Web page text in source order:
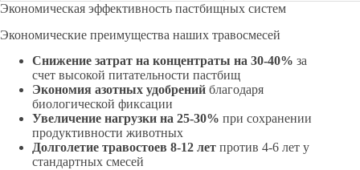
Экономическая эффективность пастбищных систем
Экономические преимущества наших травосмесей
Снижение затрат на концентраты на 30-40% за
счет высокой питательности пастбищ
Экономия азотных удобрений благодаря
биологической фиксации
Увеличение нагрузки на 25-30% при сохранении
продуктивности животных
Долголетие травостоев 8-12 лет против 4-6 лет у
стандартных смесей